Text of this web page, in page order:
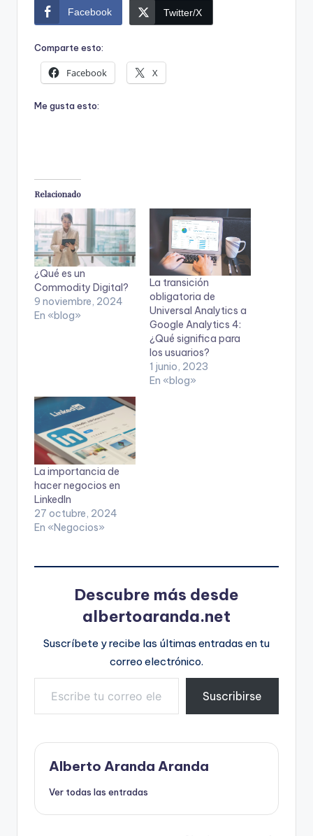
Facebook Twitter/X
Comparte esto:
Facebook X
Me gusta esto:
Relacionado
¿Qué es un
Commodity Digital?
9 noviembre, 2024
En «blog»
La transición
obligatoria de
Universal Analytics a
Google Analytics 4:
¿Qué significa para
los usuarios?
1 junio, 2023
En «blog»
La importancia de
hacer negocios en
LinkedIn
27 octubre, 2024
En «Negocios»
Descubre más desde
albertoaranda.net
Suscríbete y recibe las últimas entradas en tu
correo electrónico.
Escribe tu correo electrónico…
Suscribirse
Alberto Aranda Aranda
Ver todas las entradas